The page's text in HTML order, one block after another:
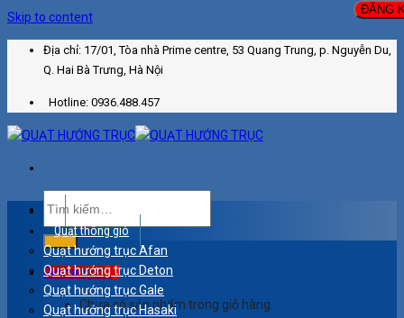
Skip to content
Địa chỉ: 17/01, Tòa nhà Prime centre, 53 Quang Trung, p. Nguyễn Du,
Q. Hai Bà Trưng, Hà Nội
Hotline: 0936.488.457
Giỏ hàng /0₫
Chưa có sản phẩm trong giỏ hàng.
Quạt thông gió
Quạt hướng trục Afan
Quạt hướng trục Deton
Quạt hướng trục Gale
Quạt hướng trục Hasaki